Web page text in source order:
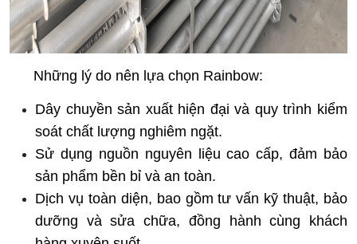
Những lý do nên lựa chọn Rainbow:
Dây chuyền sản xuất hiện đại và quy trình kiểm
soát chất lượng nghiêm ngặt.
Sử dụng nguồn nguyên liệu cao cấp, đảm bảo
sản phẩm bền bỉ và an toàn.
Dịch vụ toàn diện, bao gồm tư vấn kỹ thuật, bảo
dưỡng và sửa chữa, đồng hành cùng khách